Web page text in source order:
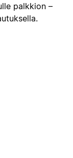
palkkion –